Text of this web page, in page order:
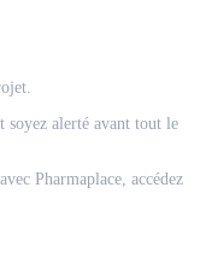
soyez alerté avant tout le
Pharmaplace, accédez